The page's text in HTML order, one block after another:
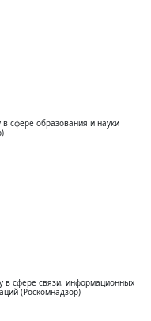
сфере образования и науки
в сфере связи, информационных
(Роскомнадзор)